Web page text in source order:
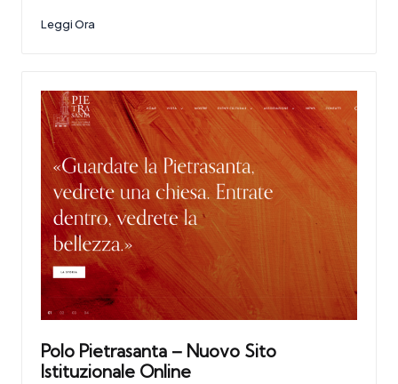
Leggi Ora
Polo Pietrasanta – Nuovo Sito
Istituzionale Online